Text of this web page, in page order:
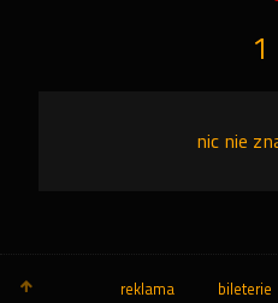
1
nic nie
reklama bileterie